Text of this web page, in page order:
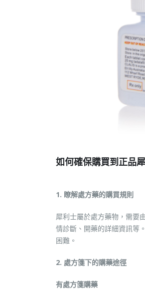
如何確保購買到正品
1. 瞭解處方藥的購買規則
犀利士屬於處方藥物，需要
情診斷、開藥的詳細資訊等
困難。
2. 處方箋下的購藥途徑
有處方箋購藥